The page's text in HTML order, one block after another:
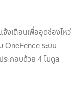
งเตือนเพื่ออุดช่องโหว่
ระบบ
ระกอบด้วย 4 โมดูล